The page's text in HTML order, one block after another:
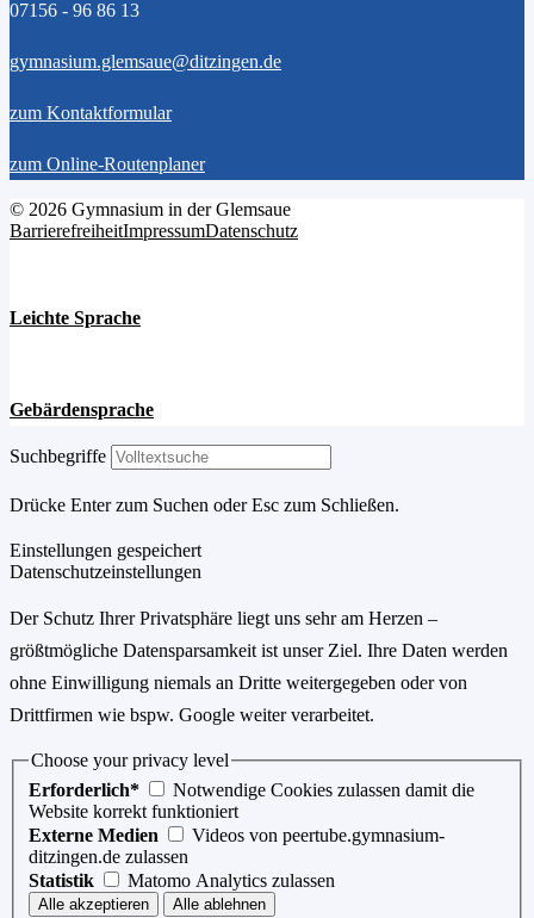
07156 - 96 86 13
gymnasium.glemsaue@ditzingen.de
zum Kontaktformular
zum Online-Routenplaner
© 2026 Gymnasium in der Glemsaue
BarrierefreiheitImpressumDatenschutz
Leichte Sprache
Gebärdensprache
Suchbegriffe
Drücke Enter zum Suchen oder Esc zum Schließen.
Einstellungen gespeichert
Datenschutzeinstellungen
Der Schutz Ihrer Privatsphäre liegt uns sehr am Herzen –
größtmögliche Datensparsamkeit ist unser Ziel. Ihre Daten werden
ohne Einwilligung niemals an Dritte weitergegeben oder von
Drittfirmen wie bspw. Google weiter verarbeitet.
Choose your privacy level
Erforderlich*
Notwendige Cookies zulassen damit die
Website korrekt funktioniert
Externe Medien
Videos von peertube.gymnasium-
ditzingen.de zulassen
Statistik
Matomo Analytics zulassen